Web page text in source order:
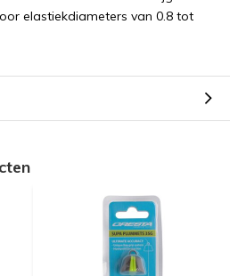
elastiekdiameters van 0.8 tot